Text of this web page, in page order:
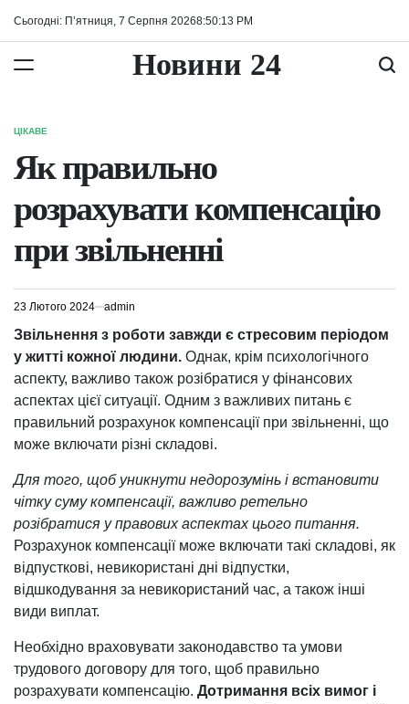
Сьогодні: П’ятниця, 7 Серпня 20268:50:14 PM
Новини 24
ОПУБЛІКУВАТИ
ЦІКАВЕ
Як правильно
розрахувати компенсацію
при звільненні
23 Лютого 2024 admin
Звільнення з роботи завжди є стресовим періодом
у житті кожної людини. Однак, крім психологічного
аспекту, важливо також розібратися у фінансових
аспектах цієї ситуації. Одним з важливих питань є
правильний розрахунок компенсації при звільненні, що
може включати різні складові.
Для того, щоб уникнути недорозумінь і встановити
чітку суму компенсації, важливо ретельно
розібратися у правових аспектах цього питання.
Розрахунок компенсації може включати такі складові, як
відпусткові, невикористані дні відпустки,
відшкодування за невикористаний час, а також інші
види виплат.
Необхідно враховувати законодавство та умови
трудового договору для того, щоб правильно
розрахувати компенсацію. Дотримання всіх вимог і